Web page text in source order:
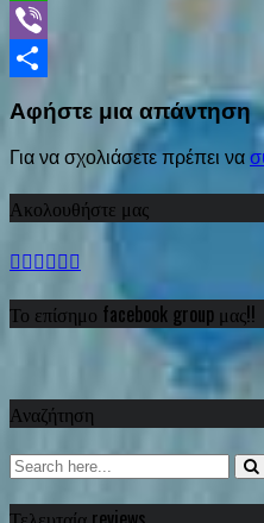
WhatsApp
Viber
Αφήστε μια απάντηση
Για να σχολιάσετε πρέπει να
Ακολουθήστε μας
Το επίσημο facebook group μας!!
Αναζήτηση